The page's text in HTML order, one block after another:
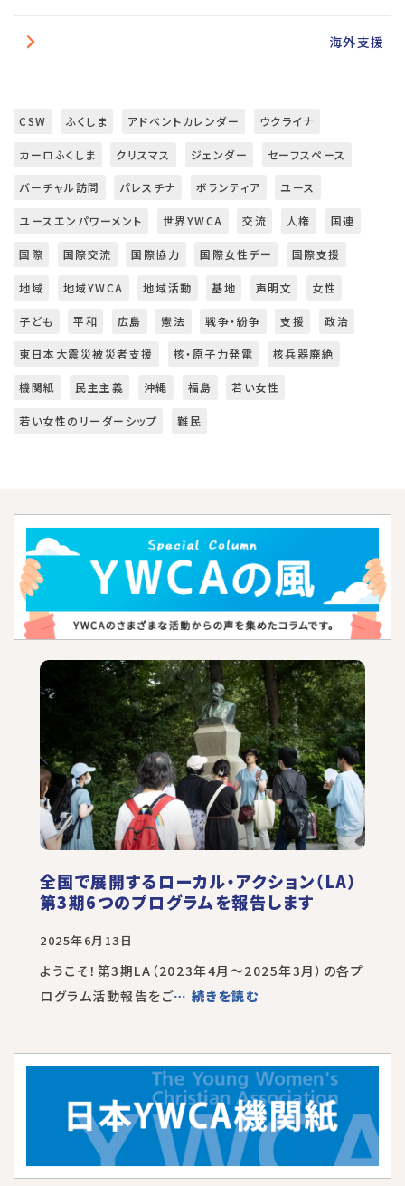
海外支援
CSW ふくしま アドベントカレンダー ウクライナ
カーロふくしま クリスマス ジェンダー セーフスペース
バーチャル訪問 パレスチナ ボランティア ユース
ユースエンパワーメント 世界YWCA 交流 人権 国連
国際 国際交流 国際協力 国際女性デー 国際支援
地域 地域YWCA 地域活動 基地 声明文 女性
子ども 平和 広島 憲法 戦争・紛争 支援 政治
東日本大震災被災者支援 核・原子力発電 核兵器廃絶
機関紙 民主主義 沖縄 福島 若い女性
若い女性のリーダーシップ 難民
全国で展開するローカル・アクション（LA）
第3期6つのプログラムを報告します
2025年6月13日
ようこそ！第3期LA（2023年4月～2025年3月）の各プ
ログラム活動報告をご… 続きを読む